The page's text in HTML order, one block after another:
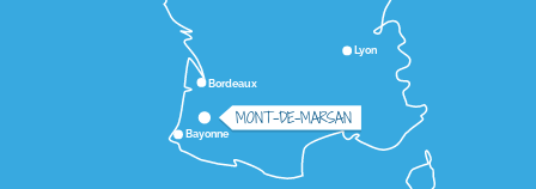
Lyon
Bordeaux
Bayonne
MONT-DE-MARSAN